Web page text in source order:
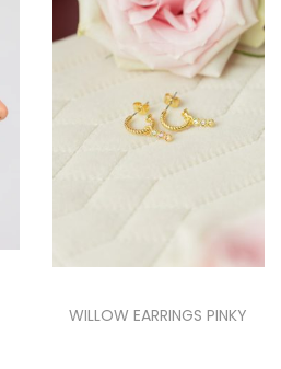
WILLOW EARRINGS PINKY